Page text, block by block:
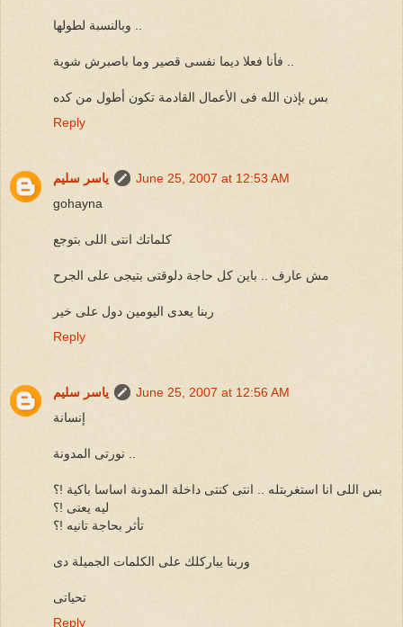
بس بإذن الله فى الأعمال القادمة تكون أطول من كده
Reply
ياسر سليم
June 25, 2007 at 12:53 AM
gohayna
كلماتك انتى اللى بتوجع
مش عارف .. باين كل حاجة دلوقتى بتيجى على الجرح
ربنا يعدى اليومين دول على خير
Reply
ياسر سليم
June 25, 2007 at 12:56 AM
إنسانة
بس اللى انا استغربتله .. انتى كنتى داخلة المدونة اساسا باكية !؟
ليه يعنى !؟
تأثر بحاجة تانيه !؟
وربنا يباركلك على الكلمات الجميلة دى
تحياتى
Reply